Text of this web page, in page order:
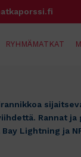
RYHMÄMATKAT
Rannat
Lightning ja